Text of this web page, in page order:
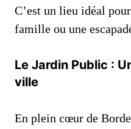
C’est un lieu idéal
famille ou une
Le Jardin Public :
ville
En plein cœur de